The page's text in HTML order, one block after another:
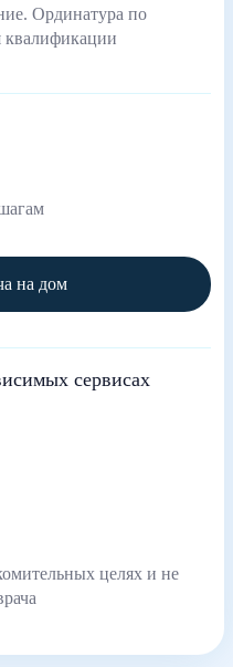
Ординатура по
на дом
сервисах
целях и не